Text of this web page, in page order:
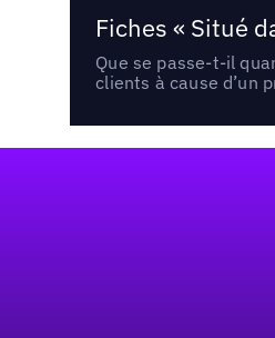
Fiches « Situé
Que se passe-t-il
clients à cause d’un